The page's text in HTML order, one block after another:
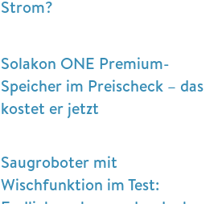
Strom?
Solakon ONE Premium-
Speicher im Preischeck – das
kostet er jetzt
Saugroboter mit
Wischfunktion im Test: